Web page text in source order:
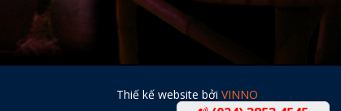
Thiế kế website bởi VINNO